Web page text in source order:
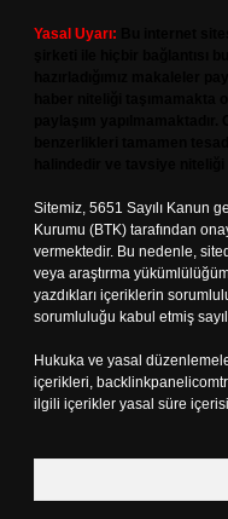
Yasal Uyarı:
Sitemiz, 5651 Sayılı Kanun
Kurumu (BTK) tarafından
vermektedir. Bu nedenle,
veya araştırma
yazdıkları içeriklerin
sorumluluğu kabul etmiş
Hukuka ve yasal
içerikleri,
ilgili içerikler yasal süre